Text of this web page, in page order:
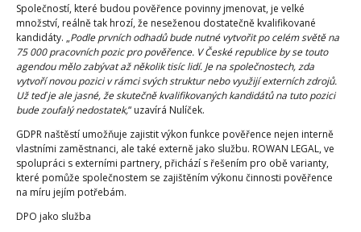
Společností, které budou pověřence povinny jmenovat, je velké
množství, reálně tak hrozí, že neseženou dostatečně kvalifikované
kandidáty. „Podle prvních odhadů bude nutné vytvořit po celém světě na
75 000 pracovních pozic pro pověřence. V České republice by se touto
agendou mělo zabývat až několik tisíc lidí. Je na společnostech, zda
vytvoří novou pozici v rámci svých struktur nebo využijí externích zdrojů.
Už teď je ale jasné, že skutečně kvalifikovaných kandidátů na tuto pozici
bude zoufalý nedostatek,“ uzavírá Nulíček.
GDPR naštěstí umožňuje zajistit výkon funkce pověřence nejen interně
vlastními zaměstnanci, ale také externě jako službu. ROWAN LEGAL, ve
spolupráci s externími partnery, přichází s řešením pro obě varianty,
které pomůže společnostem se zajištěním výkonu činnosti pověřence
na míru jejím potřebám.
DPO jako služba